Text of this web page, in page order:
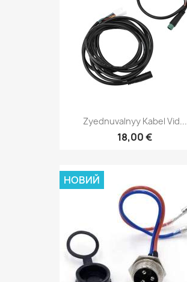
Zyednuvalnyy Kabel Vid...
18,00 €
НОВИЙ